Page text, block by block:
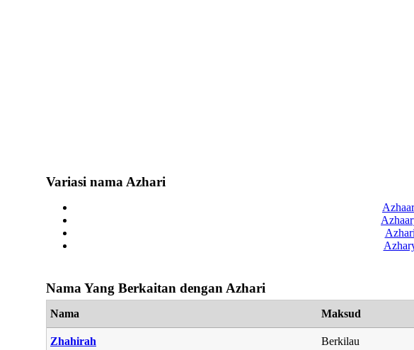
Variasi nama Azhari
Azhari
Nama Yang Berkaitan dengan Azhari
Nama Maksud
Zhahirah Berkilau